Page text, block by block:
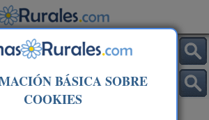
BÁSICA SOBRE
COOKIES